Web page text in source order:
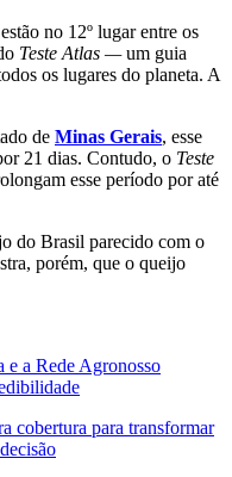
no 12º lugar entre os
Teste Atlas —um guia
os lugares do planeta. A
de Minas Gerais, esse
21 dias. Contudo, o Teste
esse período por até
do Brasil parecido com o
porém, que o queijo
e a Rede Agronosso
cobertura para transformar